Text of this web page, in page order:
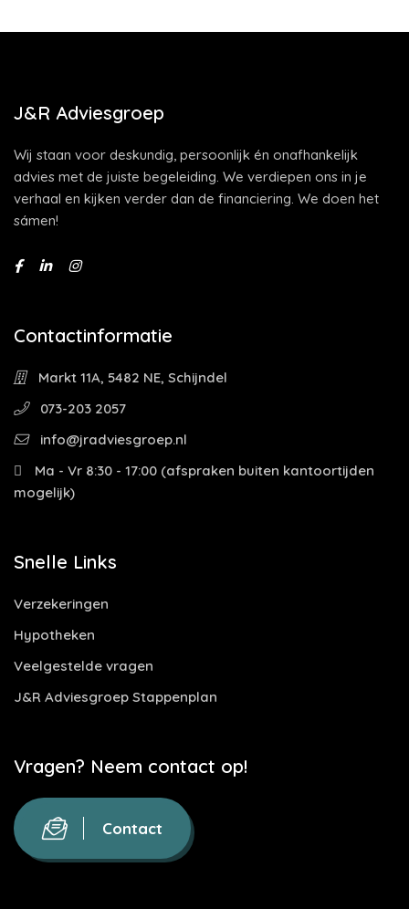
J&R Adviesgroep
Wij staan voor deskundig, persoonlijk én onafhankelijk
advies met de juiste begeleiding. We verdiepen ons in je
verhaal en kijken verder dan de financiering. We doen het
sámen!
Contactinformatie
Markt 11A, 5482 NE, Schijndel
073-203 2057
info@jradviesgroep.nl
Ma - Vr 8:30 - 17:00 (afspraken buiten kantoortijden
mogelijk)
Snelle Links
Verzekeringen
Hypotheken
Veelgestelde vragen
J&R Adviesgroep Stappenplan
Vragen? Neem contact op!
Contact